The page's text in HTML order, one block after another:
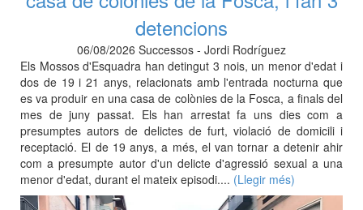
detencions
06/08/2026 Successos - Jordi Rodríguez
Els Mossos d'Esquadra han detingut 3 nois, un menor d'edat i
dos de 19 i 21 anys, relacionats amb l'entrada nocturna que
es va produir en una casa de colònies de la Fosca, a finals del
mes de juny passat. Els han arrestat fa uns dies com a
presumptes autors de delictes de furt, violació de domicili i
receptació. El de 19 anys, a més, el van tornar a detenir ahir
com a presumpte autor d'un delicte d'agressió sexual a una
menor d'edat, durant el mateix episodi.... (Llegir més)